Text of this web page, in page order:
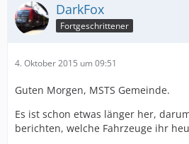
DarkFox
Fortgeschrittener
4. Oktober 2015 um 09:51
Guten Morgen, MSTS Gemeinde.
Es ist schon etwas länger her,
berichten, welche Fahrzeuge ihr